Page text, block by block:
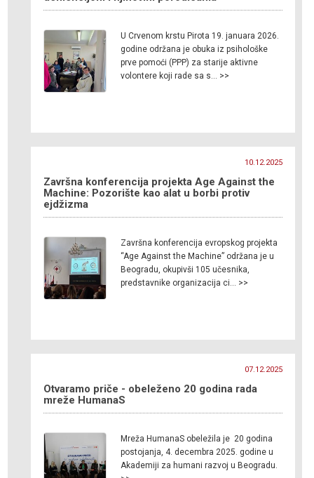
U Crvenom krstu Pirota 19. januara 2026.
godine održana je obuka iz psihološke
prve pomoći (PPP) za starije aktivne
volontere koji rade sa s… >>
10.12.2025
Završna konferencija projekta Age Against the
Machine: Pozorište kao alat u borbi protiv
ejdžizma
Završna konferencija evropskog projekta
“Age Against the Machine” održana je u
Beogradu, okupivši 105 učesnika,
predstavnike organizacija ci… >>
07.12.2025
Otvaramo priče - obeleženo 20 godina rada
mreže HumanaS
Mreža HumanaS obeležila je 20 godina
postojanja, 4. decembra 2025. godine u
Akademiji za humani razvoj u Beogradu.